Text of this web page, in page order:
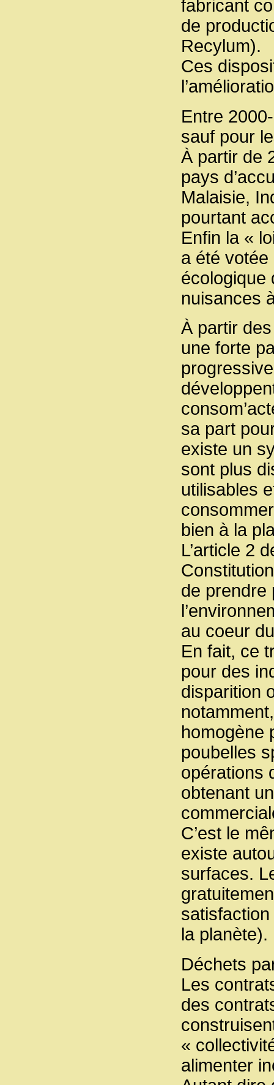
fabricant
de
Recylum).
Ces
Entre
sauf pour
À partir de
pays
Malaisie,
pourtant
Enfin la «
a été
écologique
nuisances
À partir
une forte
sa part
existe un
sont plus
utilisables
bien à la
L’article 2
de prendre
au coeur
En fait, ce
pour des
disparition
homogène
poubelles
opérations
obtenant
C’est le
existe
surfaces.
la planète).
Déchets
Les
des
«
alimenter